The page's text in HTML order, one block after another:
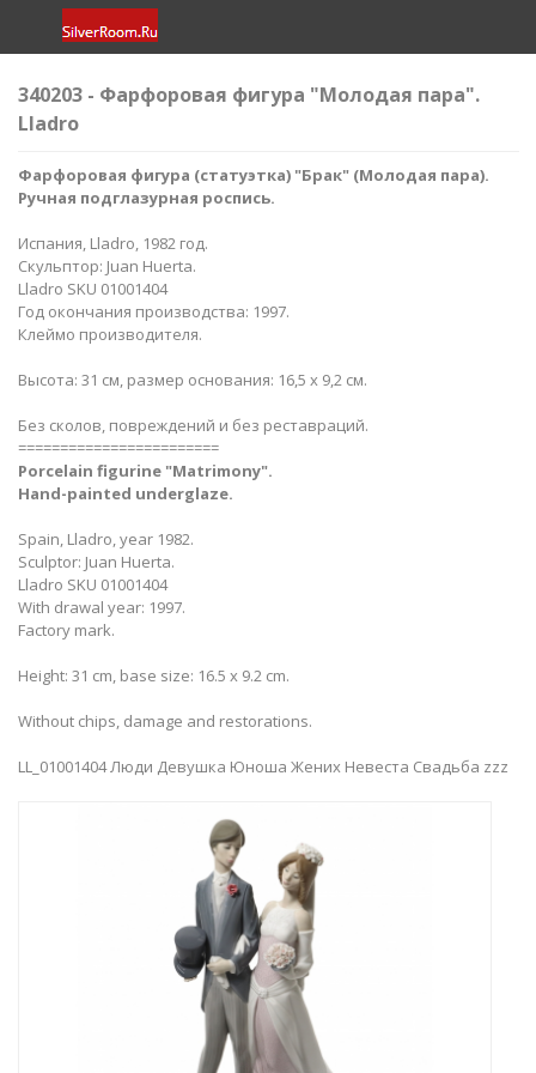
340203 - Фарфоровая фигура "Молодая пара".
Lladro
Фарфоровая фигура (статуэтка) "Брак" (Молодая пара).
Ручная подглазурная роспись.
Испания, Lladro, 1982 год.
Скульптор: Juan Huerta.
Lladro SKU 01001404
Год окончания производства: 1997.
Клеймо производителя.
​Высота: 31 см, размер основания: 16,5 х 9,2 см.
Без сколов, повреждений и без реставраций.
========================
Porcelain figurine "Matrimony".
Hand-painted underglaze.
Spain, Lladro, year 1982.
Sculptor: Juan Huerta.
Lladro SKU 01001404
With drawal year: 1997.
Factory mark.
Height: 31 cm, base size: 16.5 x 9.2 cm.
Without chips, damage and restorations.
LL_01001404 Люди Девушка Юноша Жених Невеста Свадьба zzz